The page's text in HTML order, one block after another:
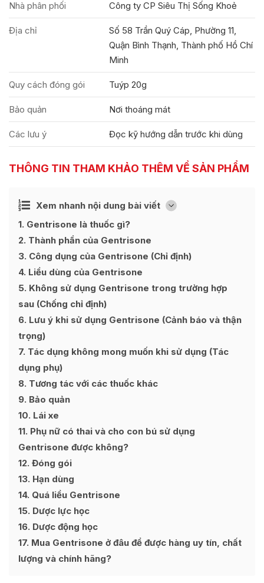
Nhà phân phối Công ty CP Siêu Thị Sống Khoẻ
Địa chỉ
Số 58 Trần Quý Cáp, Phường 11,
Quận Bình Thạnh, Thành phố Hồ Chí
Minh
Quy cách đóng gói Tuýp 20g
Bảo quản Nơi thoáng mát
Các lưu ý Đọc kỹ hướng dẫn trước khi dùng
THÔNG TIN THAM KHẢO THÊM VỀ SẢN PHẨM
Xem nhanh nội dung bài viết [
Ẩn
1 Gentrisone là thuốc gì?
2 Thành phần của Gentrisone
3 Công dụng của Gentrisone (Chỉ định)
4 Liều dùng của Gentrisone
5 Không sử dụng Gentrisone trong trường hợp
sau (Chống chỉ định)
6 Lưu ý khi sử dụng Gentrisone (Cảnh báo và thận
trọng)
7 Tác dụng không mong muốn khi sử dụng (Tác
dụng phụ)
8 Tương tác với các thuốc khác
9 Bảo quản
10 Lái xe
11 Phụ nữ có thai và cho con bú sử dụng
Gentrisone được không?
12 Đóng gói
13 Hạn dùng
14 Quá liều Gentrisone
15 Dược lực học
16 Dược động học
17 Mua Gentrisone ở đâu để được hàng uy tín, chất
lượng và chính hãng?